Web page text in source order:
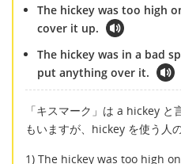
The hickey was too high
cover it up.
The hickey was in a bad
put anything over it.
「キスマーク」は a hickey
もいますが、hickey を使う人
1) The hickey was too high